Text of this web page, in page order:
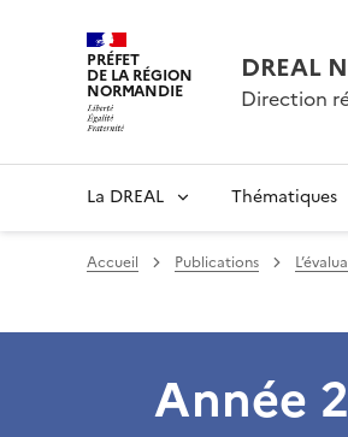
PRÉFET
DE LA RÉGION
NORMANDIE
DREAL
Direction
La DREAL Thématiques
Accueil Publications
Année